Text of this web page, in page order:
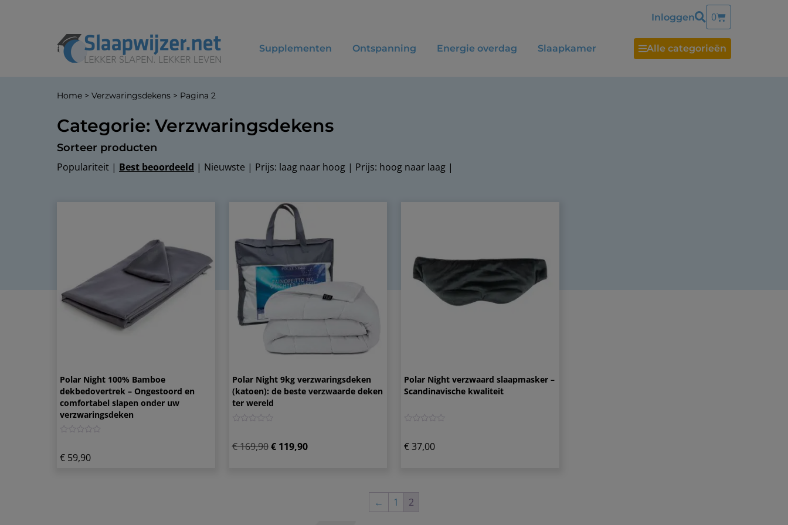
Inloggen 0
Supplementen Ontspanning Energie overdag Slaapkamer Alle categorieën
Home > Verzwaringsdekens > Pagina 2
Categorie: Verzwaringsdekens
Sorteer producten
Populariteit | Best beoordeeld | Nieuwste | Prijs: laag naar hoog | Prijs: hoog naar laag |
Polar Night 100% Bamboe
dekbedovertrek – Ongestoord en
comfortabel slapen onder uw
verzwaringsdeken
€ 59,90
Polar Night 9kg verzwaringsdeken
(katoen): de beste verzwaarde deken
ter wereld
€169,90 €119,90
Polar Night verzwaard slaapmasker –
Scandinavische kwaliteit
€37,00
← 1 2